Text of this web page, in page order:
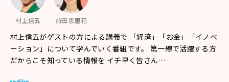
村上信五 前田恵里花
村上信五がゲストの方による講義で 「経済」「お金」「イノベ
ーション」について学んでいく番組です。 第一線で活躍する方
だからこそ知っている情報を イチ早く皆さん…